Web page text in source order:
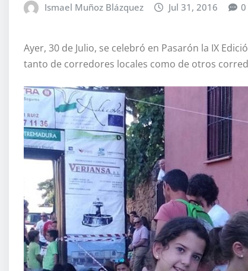
Ismael Muñoz Blázquez Jul 31, 2016 0
Ayer, 30 de Julio, se celebró en Pasarón la IX
tanto de corredores locales como de otros